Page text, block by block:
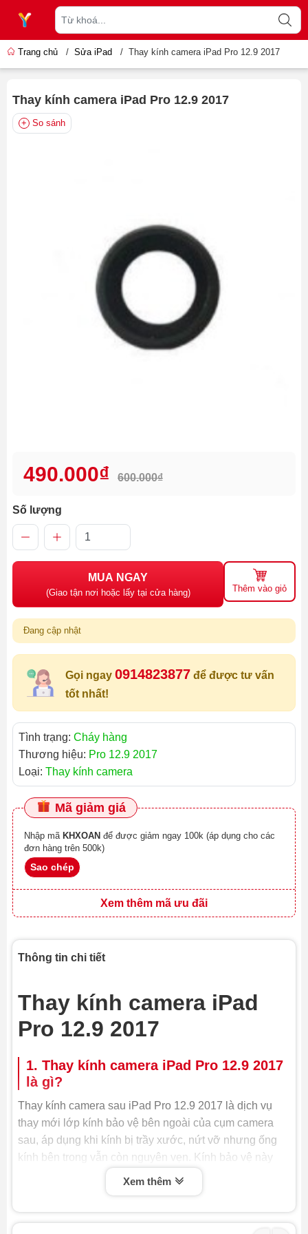
Trang chủ / Sửa iPad / Thay kính camera iPad Pro 12.9 2017
Thay kính camera iPad Pro 12.9 2017
So sánh
490.000₫ 600.000₫
Số lượng
MUA NGAY
(Giao tận nơi hoặc lấy tại cửa hàng) Thêm vào giỏ
Đang cập nhật
Gọi ngay 0914823877 để được tư vấn
tốt nhất!
Tình trạng: Cháy hàng
Thương hiệu: Pro 12.9 2017
Loại: Thay kính camera
Mã giảm giá
Nhập mã KHXOAN
đơn hàng trên 500k)
Sao chép
Xem thêm mã ưu đãi
Thông tin chi tiết
Thay kính camera iPad
Pro 12.9 2017
1. Thay kính camera iPad Pro 12.9 2017
là gì?
Thay kính camera sau iPad Pro 12.9 2017 là dịch vụ
thay mới lớp kính bảo vệ bên ngoài của cụm camera
sau, áp dụng khi kính bị trầy xước, nứt vỡ nhưng ống
kính bên trong vẫn còn nguyên vẹn. Kính bảo vệ này
đóng vai trò rất quan trọng, không chỉ ngăn bụi bẩn và
nước xâm nhập mà còn đảm bảo chất lượng hình ảnh
kính camera iPad là cần thiết để bảo vệ cụm camera và
Xem thêm